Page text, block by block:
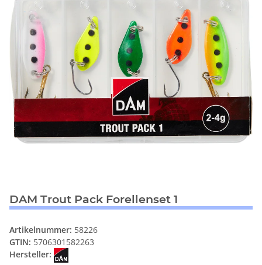
DAM Trout Pack Forellenset 1
Artikelnummer: 58226
GTIN: 5706301582263
Hersteller: